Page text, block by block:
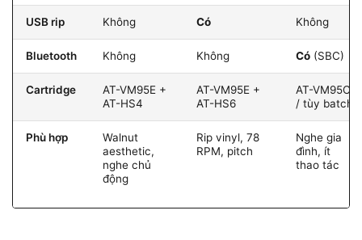
USB rip Không Có Không
Bluetooth Không Không Có (SBC)
Cartridge
AT-VM95E +
AT-HS4
AT-VM95E +
AT-HS6
AT-VM95C
/ tùy batch
Phù hợp
Walnut
aesthetic,
nghe chủ
động
Rip vinyl, 78
RPM, pitch
Nghe gia
đình, ít
thao tác